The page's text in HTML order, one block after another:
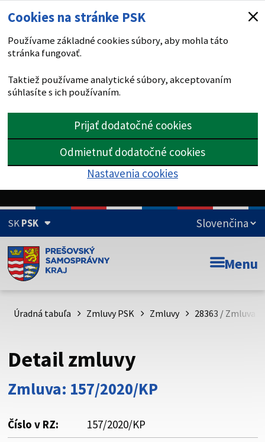
Cookies na stránke PSK
Používame základné cookies súbory, aby mohla táto
stránka fungovať.
Taktiež používame analytické súbory, akceptovaním
súhlasíte s ich používaním.
Prijať dodatočné cookies
Odmietnuť dodatočné cookies
Nastavenia cookies
SKPSK
Doména psk.sk je oficiálna
Toto je oficiálna webová stránka Prešovského
psk.sk.
Buďte pozorní a vždy sa uistite, že zdieľate informácie iba
cez zabezpečenú webovú stránku. Zabezpečená stránka
vždy začína https:// pred názvom domény webového sídla.
Menu
Úradná tabuľa Zmluvy PSK Zmluvy 28363 / Zmluva
Detail zmluvy
Zmluva: 157/2020/KP
Číslo v RZ:
157/2020/KP